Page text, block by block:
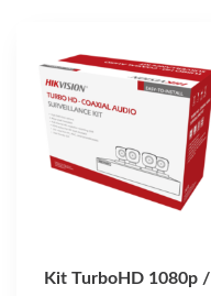
Kit TurboHD 1080p /